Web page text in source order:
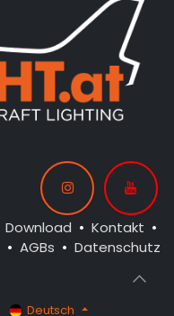
Download • Kontakt •
• AGBs • Datenschutz
Deutsch